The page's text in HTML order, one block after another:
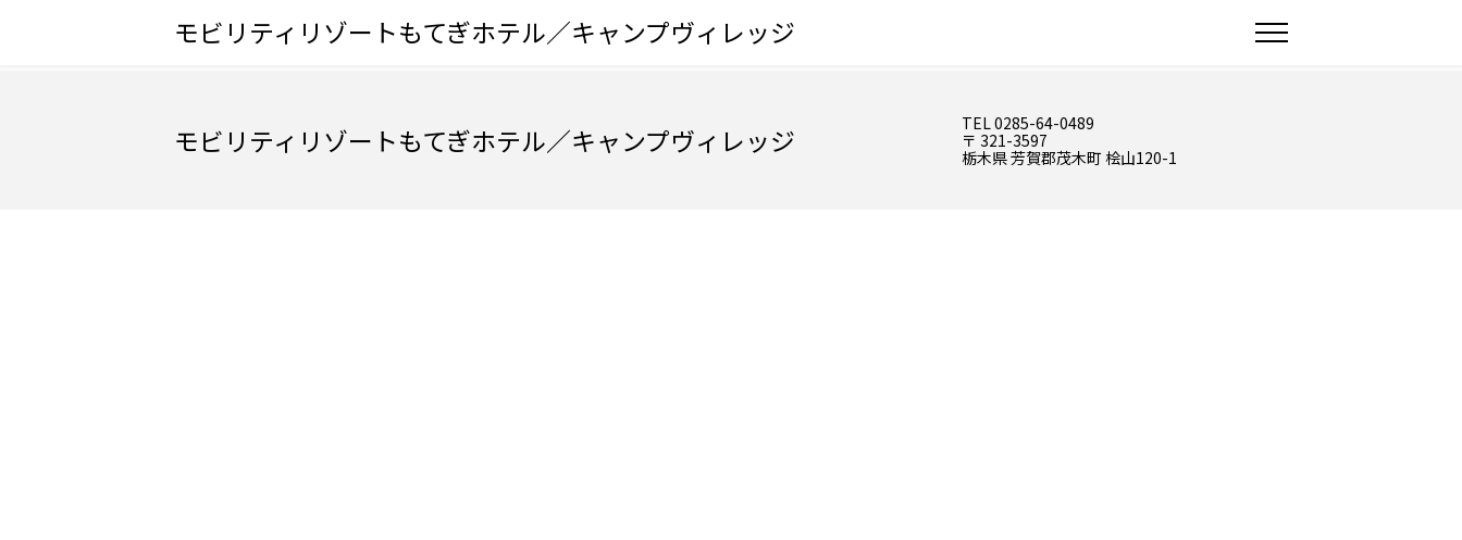
モビリティリゾートもてぎホテル／キャンプヴィレッジ
モビリティリゾートもてぎホテル／キャンプヴィレッジ
TEL 0285-64-0489
〒 321-3597
栃木県 芳賀郡茂木町 桧山120-1